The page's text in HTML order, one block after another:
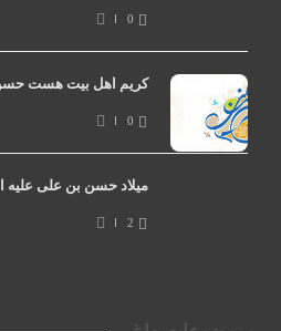
0
کریم اهل بیت هست حسن
0
میلاد حسن بن علی علیه
2